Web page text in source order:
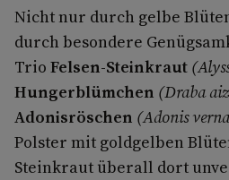
Nicht nur durch gelbe
durch besondere
Trio Felsen-Steinkraut
Hungerblümchen (Draba
Adonisröschen (Adonis
Polster mit goldgelben
Steinkraut überall dort